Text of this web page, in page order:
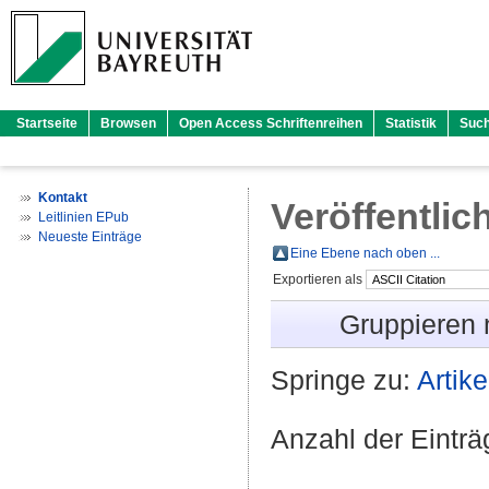
Startseite Browsen Open Access Schriftenreihen Statistik
Kontakt
Leitlinien EPub
Neueste Einträge
Eine Ebene nach oben ...
Exportieren als
Gruppieren
Springe zu:
Anzahl der